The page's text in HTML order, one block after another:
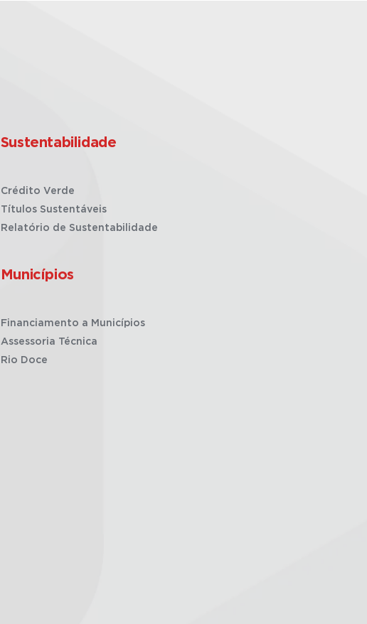
Sustentabilidade
Crédito Verde
Títulos Sustentáveis
Relatório de Sustentabilidade
Municípios
Financiamento a Municípios
Assessoria Técnica
Rio Doce